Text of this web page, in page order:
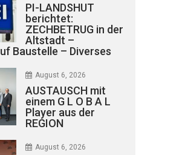
PI-LANDSHUT
berichtet:
ZECHBETRUG in der
Altstadt –
Baustelle – Diverses
August 6, 2026
AUSTAUSCH mit
einem G L O B A L
Player aus der
REGION
August 6, 2026